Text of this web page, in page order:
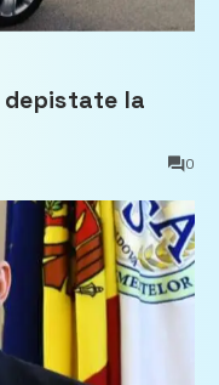
la
0